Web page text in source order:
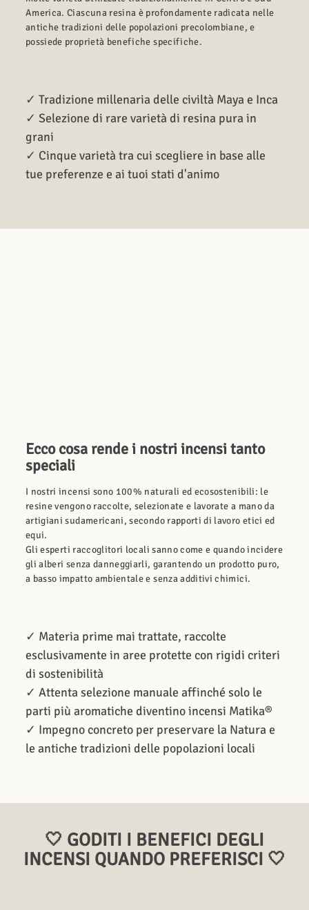
America. Ciascuna resina è profondamente radicata nelle
antiche tradizioni delle popolazioni precolombiane, e
possiede proprietà benefiche specifiche.
✓ Tradizione millenaria delle civiltà Maya e Inca
✓ Selezione di rare varietà di resina pura in
grani
✓ Cinque varietà tra cui scegliere in base alle
tue preferenze e ai tuoi stati d'animo
Ecco cosa rende i nostri incensi tanto
speciali
I nostri incensi sono 100% naturali ed ecosostenibili: le
resine vengono raccolte, selezionate e lavorate a mano da
artigiani sudamericani, secondo rapporti di lavoro etici ed
equi.
Gli esperti raccoglitori locali sanno come e quando incidere
gli alberi senza danneggiarli, garantendo un prodotto puro,
a basso impatto ambientale e senza additivi chimici.
✓ Materia prime mai trattate, raccolte
esclusivamente in aree protette con rigidi criteri
di sostenibilità
✓ Attenta selezione manuale affinché solo le
parti più aromatiche diventino incensi Matika®
✓ Impegno concreto per preservare la Natura e
le antiche tradizioni delle popolazioni locali
🤍 GODITI I BENEFICI DEGLI
INCENSI QUANDO PREFERISCI 🤍